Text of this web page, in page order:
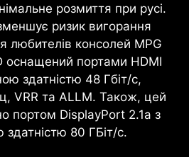
розмиття при русі.
ризик вигорання
любителів консолей MPG
оснащений портами HDMI
здатністю 48 Гбіт/с,
VRR та ALLM. Також, цей
портом DisplayPort 2.1a з
здатністю 80 ГБіт/с.